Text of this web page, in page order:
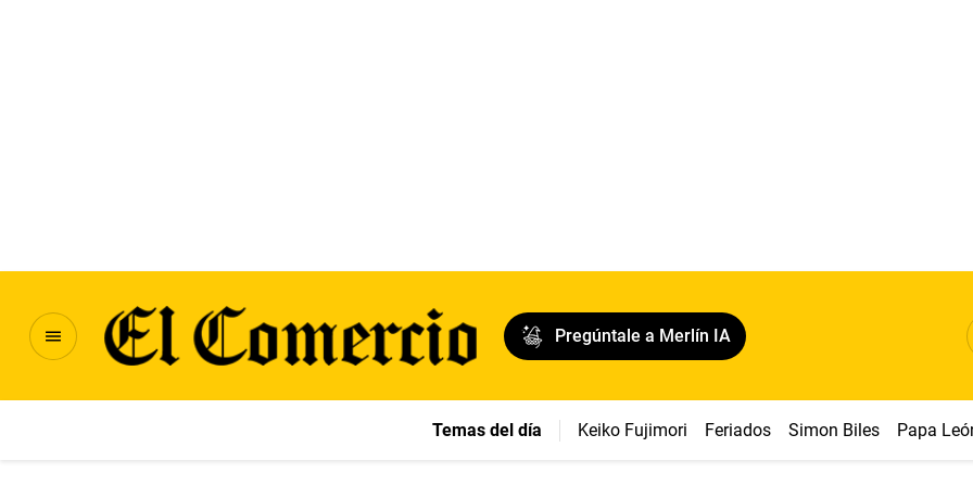
Pregúntale a Merlín IA
Temas del día Keiko Fujimori Feriados Simon Biles Papa